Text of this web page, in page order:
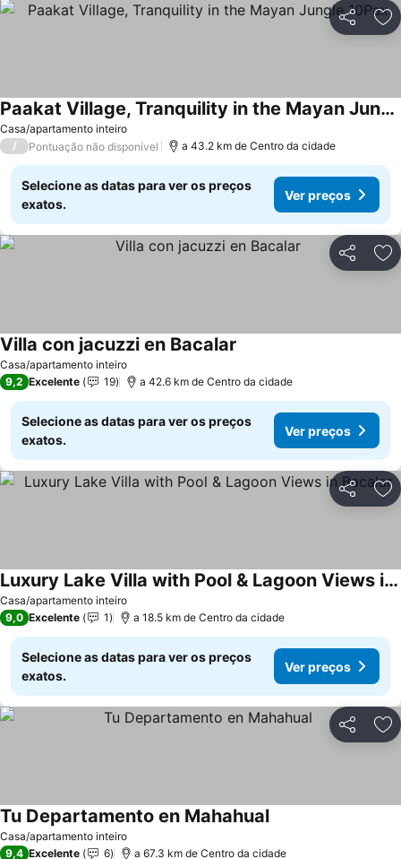
Partilhar
Casa/apartamento inteiro
Paakat Village, Tranquility in the Mayan Jungle 10Pax
Ver preços
/ Pontuação não disponível a 43.2 km de Centro da cidade
Selecione as datas para ver os preços
exatos.
Ver preços
Partilhar
Casa/apartamento inteiro
Villa con jacuzzi en Bacalar
9,2 Excelente 19 a 42.6 km de Centro da cidade
Selecione as datas para ver os preços
exatos.
Ver preços
Partilhar
Casa/apartamento inteiro
Luxury Lake Villa with Pool & Lagoon Views in Bacalar
Ver preços
9,0 Excelente 1 a 18.5 km de Centro da cidade
Selecione as datas para ver os preços
exatos.
Ver preços
Partilhar
Casa/apartamento inteiro
Tu Departamento en MahahualVer preços
9,4 Excelente 6 a 67.3 km de Centro da cidade